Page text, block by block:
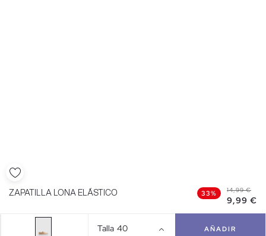
ZAPATILLA LONA ELÁSTICO 33% 14,99 €
9,99 €
Talla 40 AÑADIR